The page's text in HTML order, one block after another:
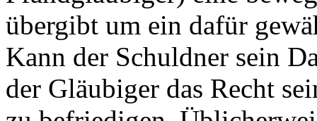
übergibt um ein dafür
Kann der Schuldner sein
der Gläubiger das Recht